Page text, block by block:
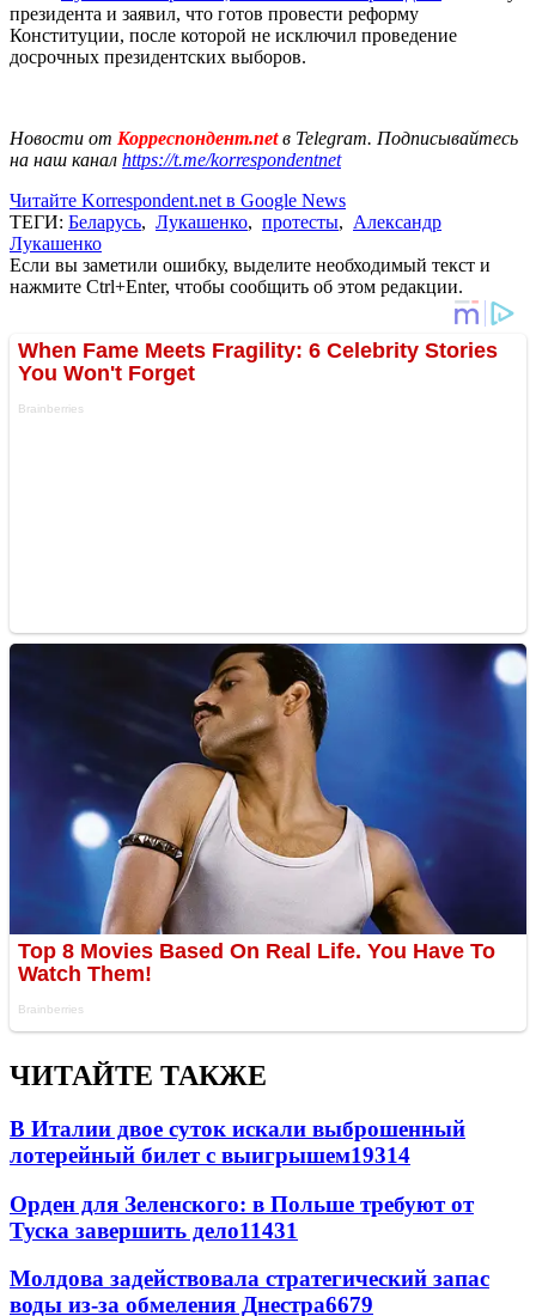
президента и заявил, что готов провести реформу
Конституции, после которой не исключил проведение
досрочных президентских выборов.
Новости от Корреспондент.netв Telegram. Подписывайтесь
на наш канал https://t.me/korrespondentnet
Читайте Korrespondent.net в Google News
ТЕГИ: Беларусь, Лукашенко, протесты, Александр
Лукашенко
Если вы заметили ошибку, выделите необходимый текст и
нажмите Ctrl+Enter, чтобы сообщить об этом редакции.
ЧИТАЙТЕ ТАКЖЕ
В Италии двое суток искали выброшенный
лотерейный билет с выигрышем19314
Орден для Зеленского: в Польше требуют от
Туска завершить дело11431
Молдова задействовала стратегический запас
воды из-за обмеления Днестра6679